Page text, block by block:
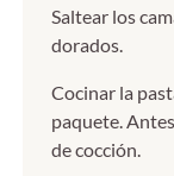
Saltear los
dorados.
Cocinar la
paquete.
de cocción.